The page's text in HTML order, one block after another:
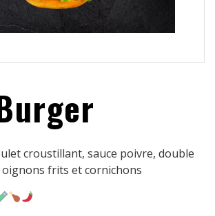
croustillant, sauce poivre, double
oignons frits et cornichons